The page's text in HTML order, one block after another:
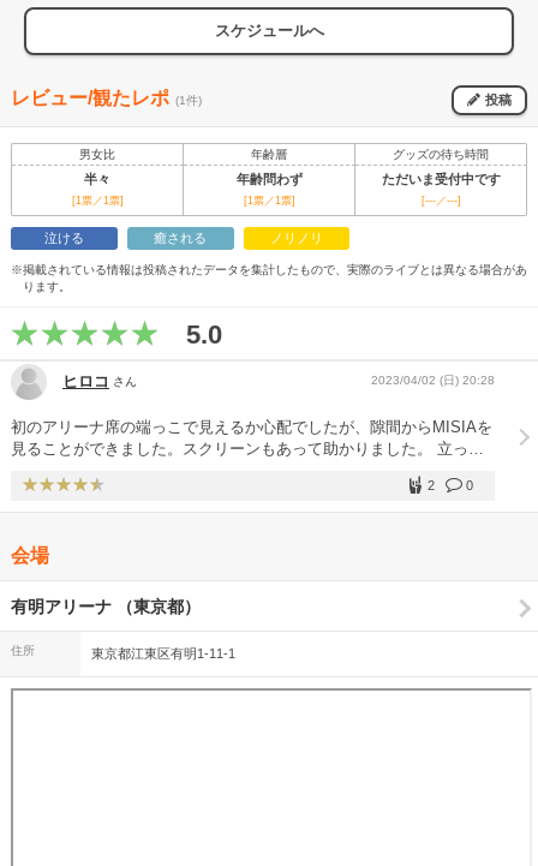
スケジュールへ
レビュー/観たレポ (1件) 投稿
男女比 年齢層 グッズの待ち時間
半々 年齢問わず ただいま受付中です
[1票／1票] [1票／1票] [---／---]
泣ける 癒される ノリノリ
※掲載されている情報は投稿されたデータを集計したもので、実際のライブとは異なる場合があ
ります。
5.0
ヒロコ さん 2023/04/02 (日) 20:28
⁡初のアリーナ席の端っこで見えるか心配でしたが、隙間からMISIAを
見ることができました。スクリーンもあって助かりました。⁡ 立って
しかったです。 ⁡アンコールでは「好いとっと」を歌ってくれまし
た。 MISIAのファイナルのライブに行けて最高で幸せです。
にもたくさん行きたいと思います。
0
2
会場
有明アリーナ （東京都）
住所 東京都江東区有明1-11-1